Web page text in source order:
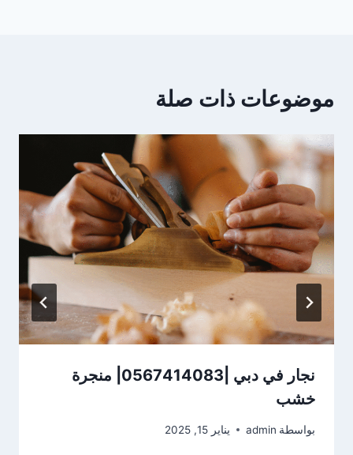
موضوعات ذات صلة
نجار في دبي |0567414083| منجرة
خشب
بواسطة admin يناير 15, 2025